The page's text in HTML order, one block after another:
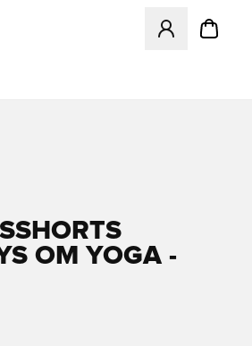
Åbner en
OM YOGA -